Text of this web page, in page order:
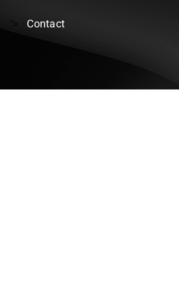
"> Contact